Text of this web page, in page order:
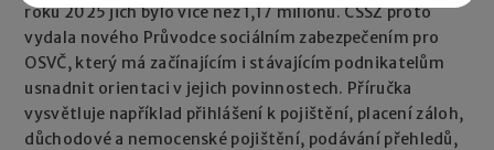
roku 2025 jich bylo více než 1,17 milionu. ČSSZ proto
vydala nového Průvodce sociálním zabezpečením pro
OSVČ, který má začínajícím i stávajícím podnikatelům
usnadnit orientaci v jejich povinnostech. Příručka
vysvětluje například přihlášení k pojištění, placení záloh,
důchodové a nemocenské pojištění, podávání přehledů,